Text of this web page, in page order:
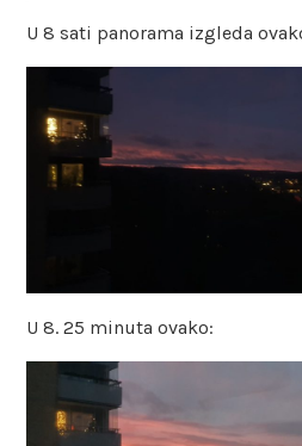
U 8 sati panorama izgleda
U 8. 25 minuta ovako: